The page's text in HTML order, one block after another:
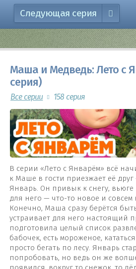
Следующая серия
Маша и Медведь: Лето с
серия)
Все серии 158 серия
В серии «Лето с Январём» всё
к Маше в гости приезжает её
Январь. Он привык к снегу, вьюге
для него — что-то новое и
Конечно, Маша сразу берётся
устраивает для него настоящий
подготовила целый список
бабочек, есть мороженое,
просто бегать по лесу. Январь
попробовать, но ведь он же